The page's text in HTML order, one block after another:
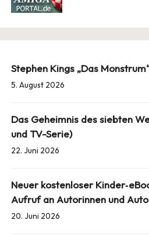
Stephen Kings „Das
5. August 2026
Das Geheimnis des siebten
und TV-Serie)
22. Juni 2026
Neuer kostenloser
Aufruf an Autorinnen und
20. Juni 2026